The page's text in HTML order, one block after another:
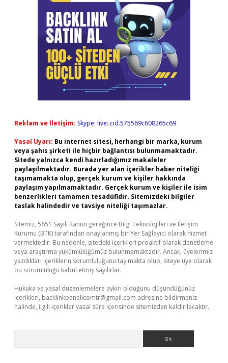
Reklam ve İletişim: Skype: live:.cid.575569c608265c69
Yasal Uyarı: Bu internet sitesi, herhangi bir marka, kurum
veya şahıs şirketi ile hiçbir bağlantısı bulunmamaktadır.
Sitede yalnızca kendi hazırladığımız makaleler
paylaşılmaktadır. Burada yer alan içerikler haber niteliği
taşımamakta olup, gerçek kurum ve kişiler hakkında
paylaşım yapılmamaktadır. Gerçek kurum ve kişiler ile isim
benzerlikleri tamamen tesadüfidir. Sitemizdeki bilgiler
taslak halindedir ve tavsiye niteliği taşımazlar.
Sitemiz, 5651 Sayılı Kanun gereğince Bilgi Teknolojileri ve İletişim
Kurumu (BTK) tarafından onaylanmış bir Yer Sağlayıcı olarak hizmet
vermektedir. Bu nedenle, sitedeki içerikleri proaktif olarak denetleme
veya araştırma yükümlülüğümüz bulunmamaktadır. Ancak, üyelerimiz
yazdıkları içeriklerin sorumluluğunu taşımakta olup, siteye üye olarak
bu sorumluluğu kabul etmiş sayılırlar.
Hukuka ve yasal düzenlemelere aykırı olduğunu düşündüğünüz
içerikleri, backlinkpanelicomtr@gmail.com adresine bildirmeniz
halinde, ilgili içerikler yasal süre içerisinde sitemizden kaldırılacaktır.